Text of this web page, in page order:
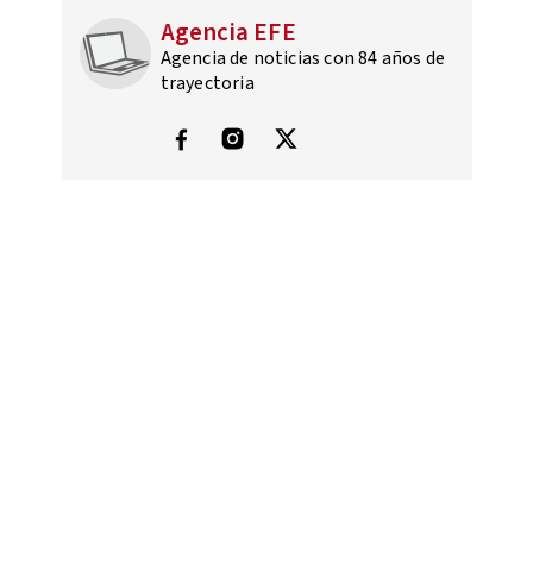
Agencia EFE
Agencia de noticias con 84 años de
trayectoria